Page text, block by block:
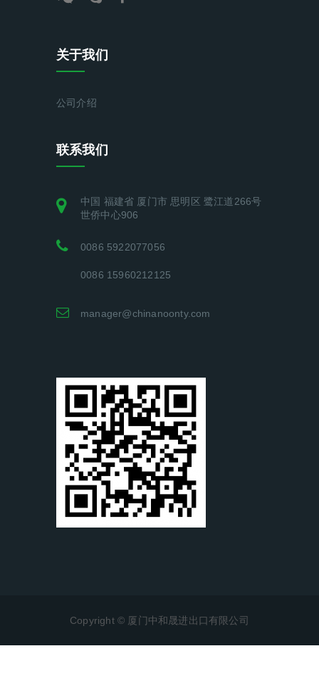
关于我们
公司介绍
联系我们
中国 福建省 厦门市 思明区 鹭江道266号
世侨中心906
0086 5922077056
0086 15960212125
manager@chinanoonty.com
Copyright © 厦门中和晟进出口有限公司